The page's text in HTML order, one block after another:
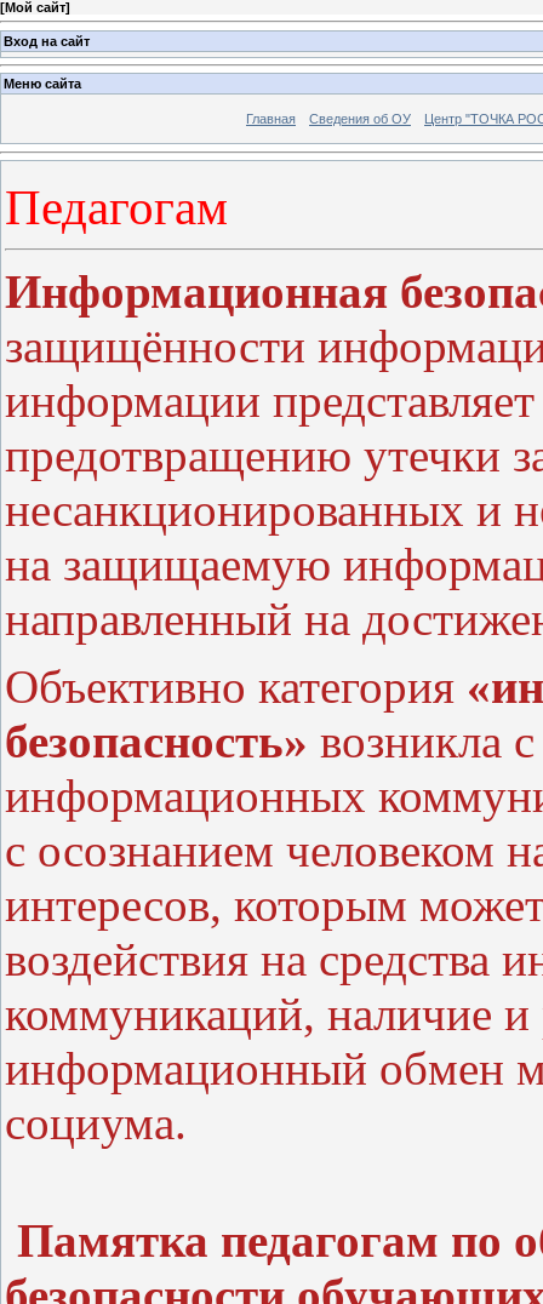
[Мой сайт]
Вход на сайт
Меню сайта
Главная Сведения об ОУ Центр "ТОЧКА
Педагогам
Информационная
защищённости
информации
предотвращению утечки
несанкционированных и
на защищаемую
направленный на
Объективно категория
безопасность» возникла
информационных
с осознанием человеком
интересов, которым
воздействия на средства
коммуникаций, наличие и
информационный обмен
социума.
Памятка педагогам по